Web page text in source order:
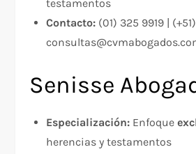
testamentos
Contacto: (01) 325 9919 |
Senisse
Especialización: Enfoque
herencias y testamentos